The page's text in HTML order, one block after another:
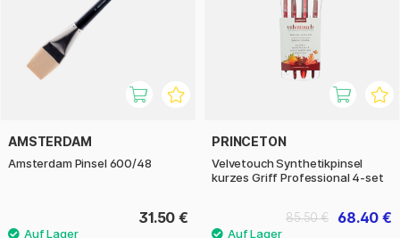
AMSTERDAM
Amsterdam Pinsel 600/48
31.50 €
PRINCETON
Velvetouch Synthetikpinsel
kurzes Griff Professional 4-set
68.40 €
85.50 €